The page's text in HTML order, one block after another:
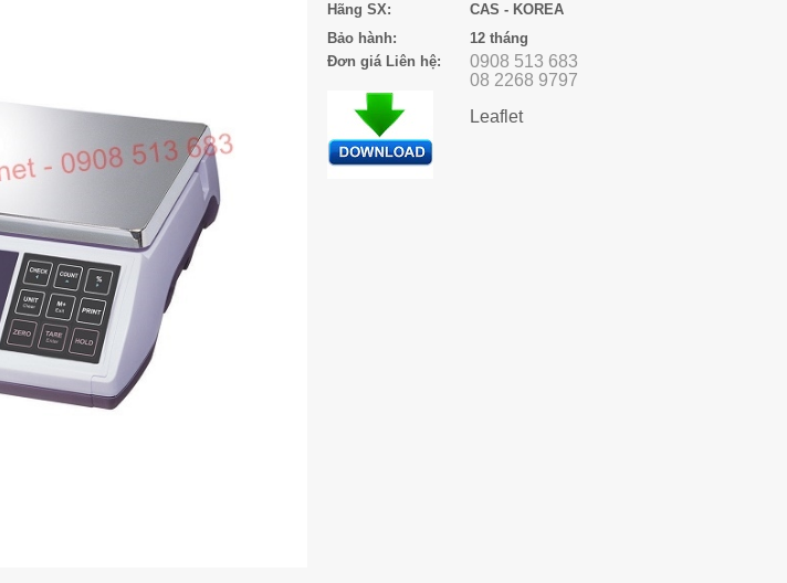
Hãng SX:
CAS - KOREA
Bảo hành:
12 tháng
Đơn giá Liên hệ:
0908 513 683
08 2268 9797
Leaflet